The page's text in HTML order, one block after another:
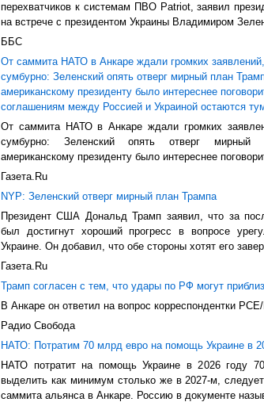
перехватчиков к системам ПВО Patriot, заявил
на встрече с президентом Украины Владимиром
ББС
От саммита НАТО в Анкаре ждали громких
сумбурно: Зеленский опять отверг мирный план
американскому президенту было интереснее
соглашениям между Россией и Украиной остаются
От саммита НАТО в Анкаре ждали громких
сумбурно: Зеленский опять отверг
американскому президенту было интереснее
Газета.Ru
NYP: Зеленский отверг мирный план Трампа
Президент США Дональд Трамп заявил, что за
был достигнут хороший прогресс в вопросе
Украине. Он добавил, что обе стороны хотят его
Газета.Ru
Трамп согласен с тем, что удары по РФ могут
В Анкаре он ответил на вопрос корреспондентки
Радио Свобода
НАТО: Потратим 70 млрд евро на помощь Украине в
НАТО потратит на помощь Украине в 2026 году
выделить как минимум столько же в 2027-м,
саммита альянса в Анкаре. Россию в документе